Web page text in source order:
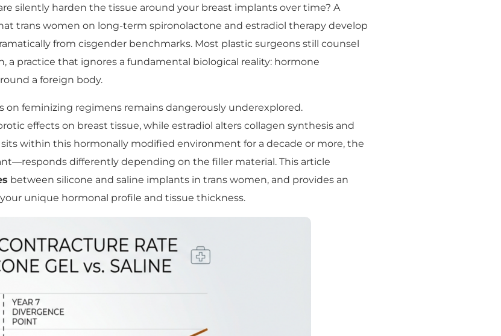
silently harden the tissue around your breast implants over time? A
trans women on long-term spironolactone and estradiol therapy develop
from cisgender benchmarks. Most plastic surgeons still counsel
practice that ignores a fundamental biological reality: hormone
a foreign body.
on feminizing regimens remains dangerously underexplored.
effects on breast tissue, while estradiol alters collagen synthesis and
within this hormonally modified environment for a decade or more, the
differently depending on the filler material. This article
between silicone and saline implants in trans women, and provides an
unique hormonal profile and tissue thickness.